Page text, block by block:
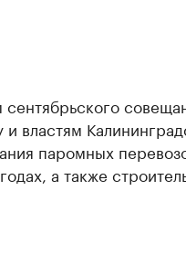
властям
паромных
а также